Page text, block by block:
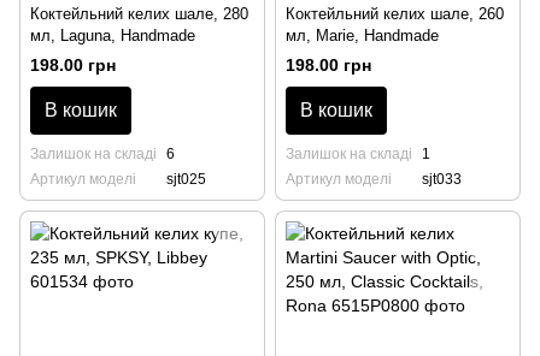
Коктейльний келих шале, 280
мл, Laguna, Handmade
198.00 грн
В кошик
Залишок на складі
6
Артикул моделі
sjt025
Коктейльний келих шале, 260
мл, Marie, Handmade
198.00 грн
В кошик
Залишок на складі
1
Артикул моделі
sjt033